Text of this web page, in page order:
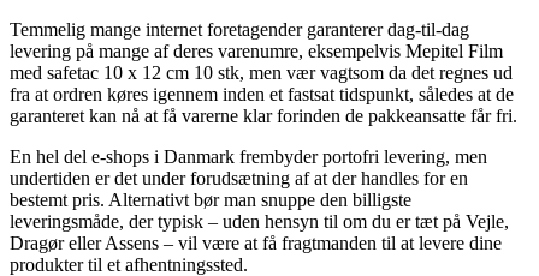
Temmelig mange internet foretagender garanterer dag-til-dag
levering på mange af deres varenumre, eksempelvis Mepitel Film
med safetac 10 x 12 cm 10 stk, men vær vagtsom da det regnes ud
fra at ordren køres igennem inden et fastsat tidspunkt, således at de
garanteret kan nå at få varerne klar forinden de pakkeansatte får fri.
En hel del e-shops i Danmark frembyder portofri levering, men
undertiden er det under forudsætning af at der handles for en
bestemt pris. Alternativt bør man snuppe den billigste
leveringsmåde, der typisk – uden hensyn til om du er tæt på Vejle,
Dragør eller Assens – vil være at få fragtmanden til at levere dine
produkter til et afhentningssted.